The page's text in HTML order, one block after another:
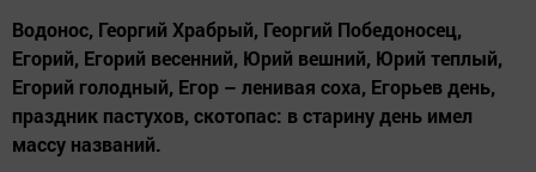
Водонос, Георгий Храбрый, Георгий Победоносец,
Егорий, Егорий весенний, Юрий вешний, Юрий теплый,
Егорий голодный, Егор – ленивая соха, Егорьев день,
праздник пастухов, скотопас: в старину день имел
массу названий.